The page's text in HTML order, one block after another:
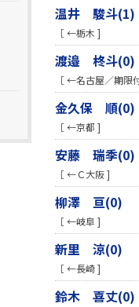
温井 駿斗(1)
［ ←栃木 ]
渡邉 柊斗(0)
［ ←名古屋／期限
金久保 順(0)
［ ←京都 ]
安藤 瑞季(0)
［ ←Ｃ大阪 ]
柳澤 亘(0)
［ ←岐阜 ]
新里 涼(0)
［ ←長崎 ]
鈴木 喜丈(0)